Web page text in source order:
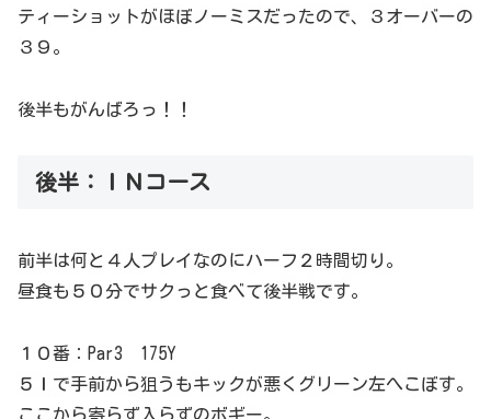
ティーショットがほぼノーミスだったので、３オーバーの
３９。
後半もがんばろっ！！
後半：ＩＮコース
前半は何と４人プレイなのにハーフ２時間切り。
昼食も５０分でサクっと食べて後半戦です。
１０番：Par3 175Y
５Ｉで手前から狙うもキックが悪くグリーン左へこぼす。
ここから寄らず入らずのボギー。